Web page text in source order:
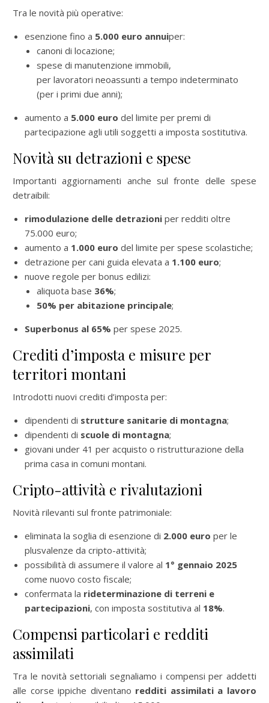
Tra le novità più operative:
esenzione fino a 5.000 euro annuiper:
canoni di locazione;
spese di manutenzione immobili,
per lavoratori neoassunti a tempo indeterminato
(per i primi due anni);
aumento a 5.000 euro del limite per premi di
partecipazione agli utili soggetti a imposta sostitutiva.
Novità su detrazioni e spese
Importanti aggiornamenti anche sul fronte delle spese
detraibili:
rimodulazione delle detrazioni per redditi oltre
75.000 euro;
aumento a 1.000 euro del limite per spese scolastiche;
detrazione per cani guida elevata a 1.100 euro;
nuove regole per bonus edilizi:
aliquota base 36%;
50% per abitazione principale;
Superbonus al 65% per spese 2025.
Crediti d’imposta e misure per
territori montani
Introdotti nuovi crediti d’imposta per:
dipendenti di strutture sanitarie di montagna;
dipendenti di scuole di montagna;
giovani under 41 per acquisto o ristrutturazione della
prima casa in comuni montani.
Cripto-attività e rivalutazioni
Novità rilevanti sul fronte patrimoniale:
eliminata la soglia di esenzione di 2.000 euro per le
plusvalenze da cripto-attività;
possibilità di assumere il valore al 1° gennaio 2025
come nuovo costo fiscale;
confermata la rideterminazione di terreni e
partecipazioni, con imposta sostitutiva al 18%.
Compensi particolari e redditi
assimilati
Tra le novità settoriali segnaliamo i compensi per addetti
alle corse ippiche diventano redditi assimilati a lavoro